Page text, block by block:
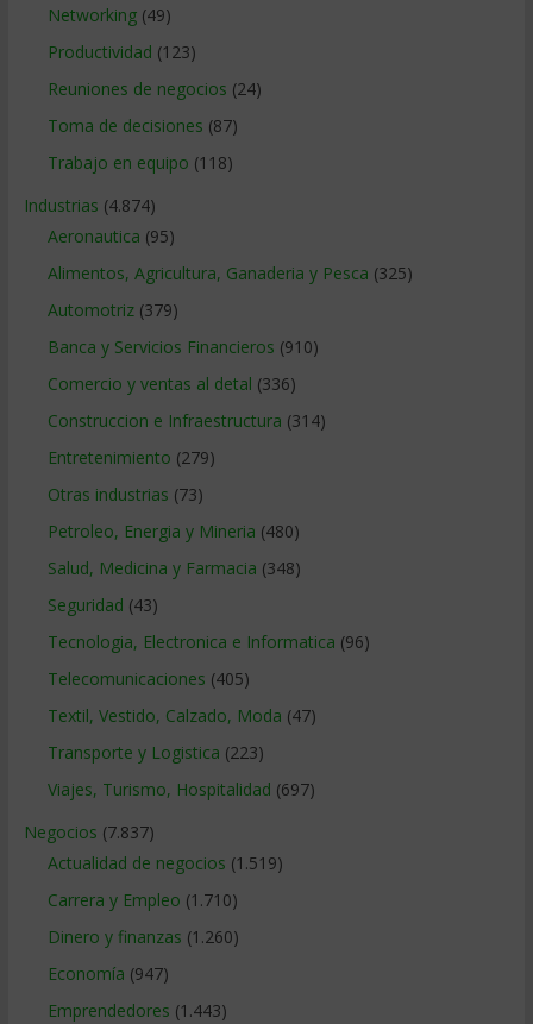
Networking(49)
Productividad (123)
Reuniones de negocios (24)
Toma de decisiones (87)
Trabajo en equipo (118)
Industrias (4.874)
Aeronautica (95)
Alimentos, Agricultura, Ganaderia y Pesca (325)
Automotriz(379)
Banca y Servicios Financieros (910)
Comercio y ventas al detal (336)
Construccion e Infraestructura (314)
Entretenimiento (279)
Otras industrias (73)
Petroleo, Energia y Mineria (480)
Salud, Medicina y Farmacia (348)
Seguridad (43)
Tecnologia, Electronica e Informatica (96)
Telecomunicaciones (405)
Textil, Vestido, Calzado, Moda (47)
Transporte y Logistica (223)
Viajes, Turismo, Hospitalidad (697)
Negocios (7.837)
Actualidad de negocios (1.519)
Carrera y Empleo (1.710)
Dinero y finanzas (1.260)
Economía (947)
Emprendedores (1.443)